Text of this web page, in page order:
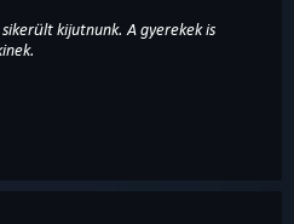
kijutnunk. A gyerekek is